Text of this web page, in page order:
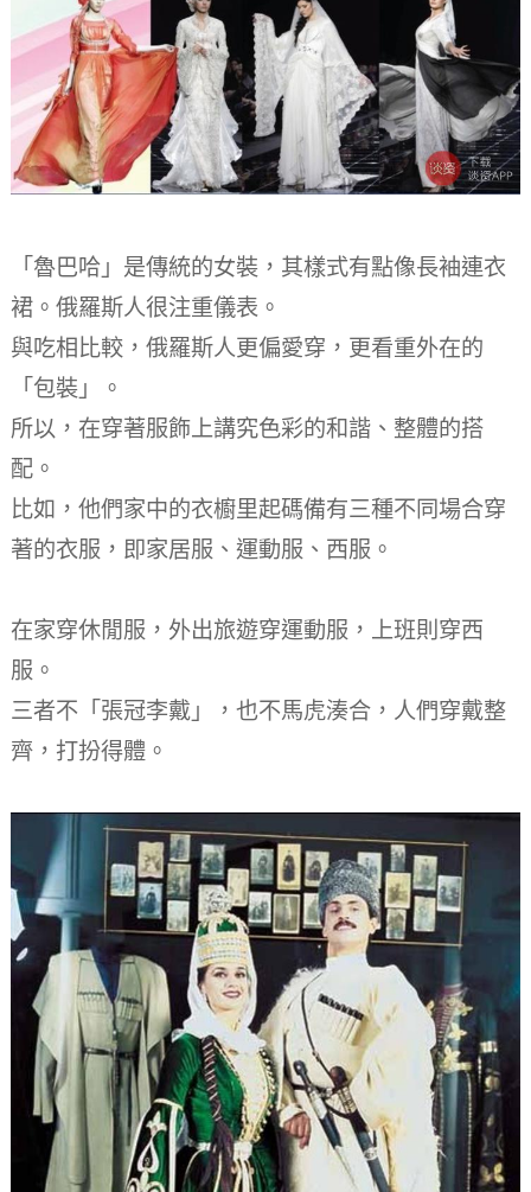
「魯巴哈」是傳統的女裝，其樣式有點像長袖連衣
裙。俄羅斯人很注重儀表。
與吃相比較，俄羅斯人更偏愛穿，更看重外在的
「包裝」。
所以，在穿著服飾上講究色彩的和諧、整體的搭
配。
比如，他們家中的衣櫥里起碼備有三種不同場合穿
著的衣服，即家居服、運動服、西服。
在家穿休閒服，外出旅遊穿運動服，上班則穿西
服。
三者不「張冠李戴」，也不馬虎湊合，人們穿戴整
齊，打扮得體。